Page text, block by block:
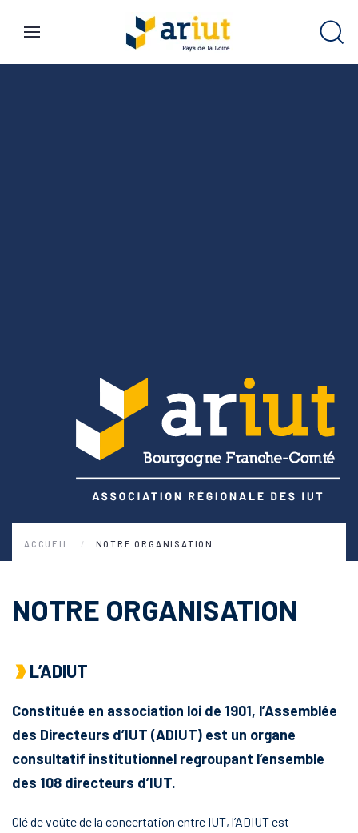
ACCUEIL NOTRE ORGANISATION
NOTRE ORGANISATION
L’ADIUT
Constituée en association loi de 1901, l’Assemblée
des Directeurs d’IUT (ADIUT) est un organe
consultatif institutionnel regroupant l’ensemble
des 108 directeurs d’IUT.
Clé de voûte de la concertation entre IUT, l’ADIUT est